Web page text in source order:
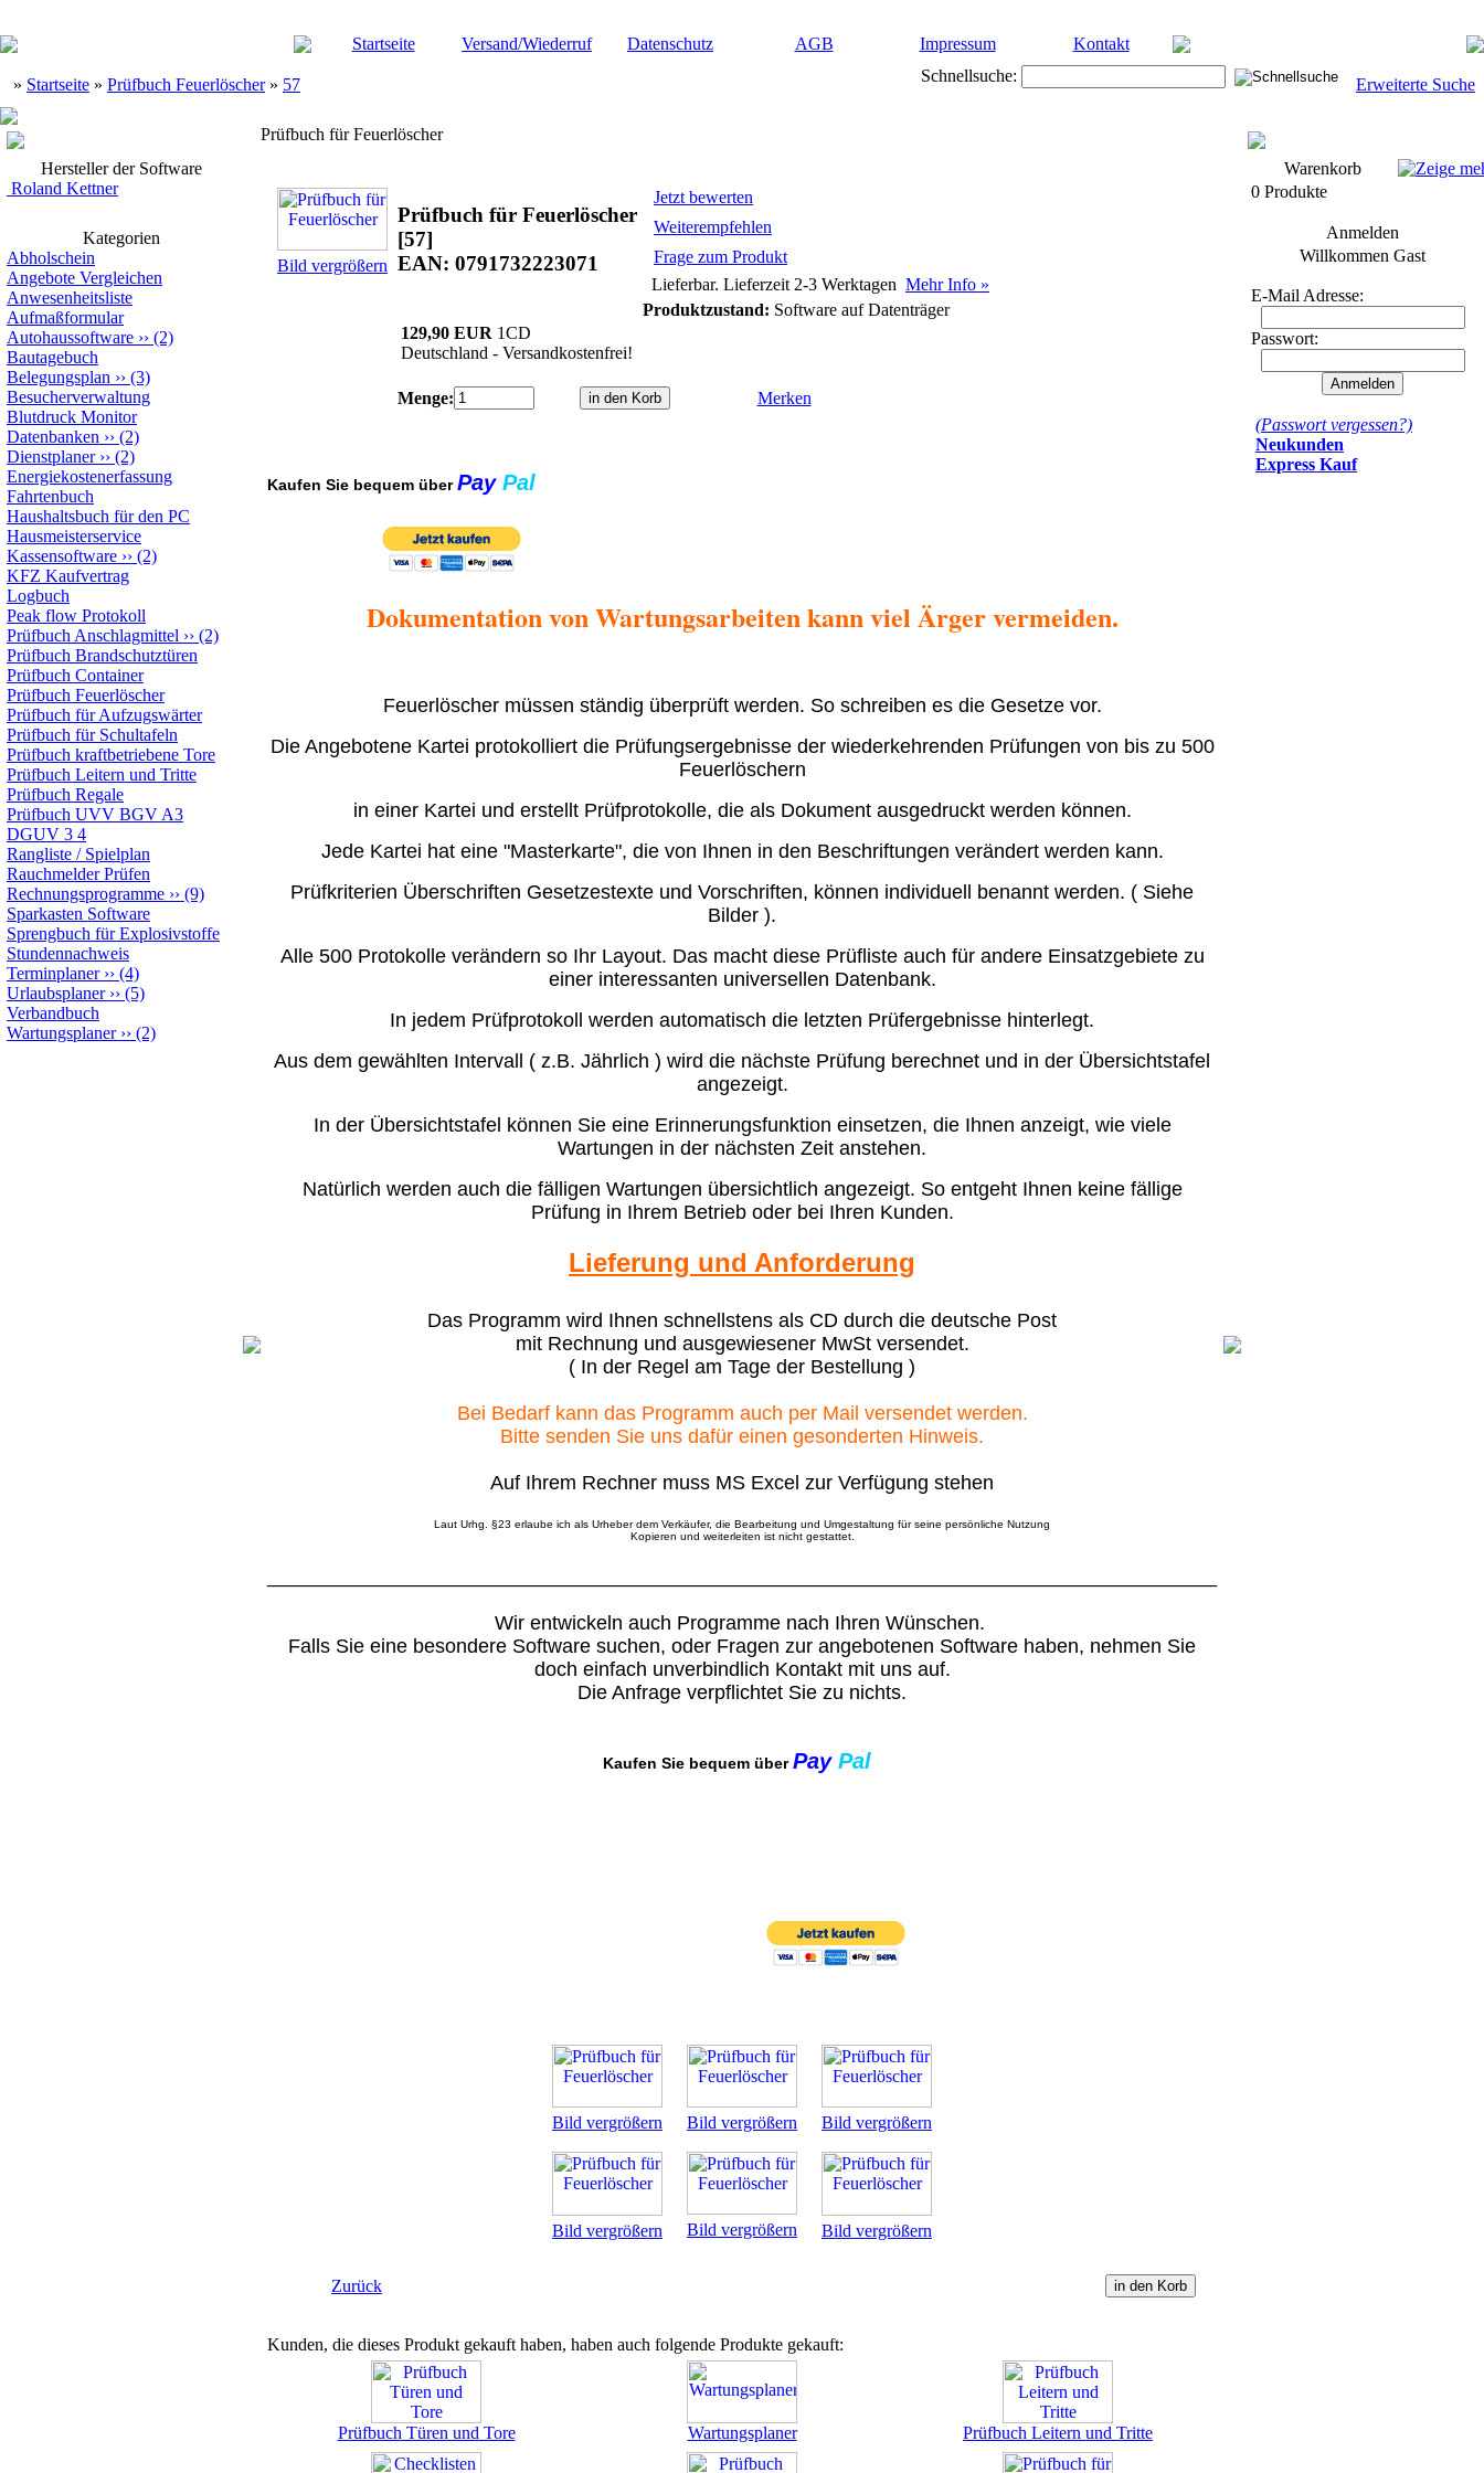
Startseite Versand/Wiederruf Datenschutz AGB Impressum Kontakt
» Startseite » Prüfbuch Feuerlöscher» 57 Schnellsuche: Erweiterte Suche
Hersteller der Software
Roland Kettner
Kategorien
Abholschein
Angebote Vergleichen
Anwesenheitsliste
Aufmaßformular
Autohaussoftware ›› (2)
Bautagebuch
Belegungsplan ›› (3)
Besucherverwaltung
Blutdruck Monitor
Datenbanken ›› (2)
Dienstplaner›› (2)
Energiekostenerfassung
Fahrtenbuch
Haushaltsbuch für den PC
Hausmeisterservice
Kassensoftware ›› (2)
KFZ Kaufvertrag
Logbuch
Peak flow Protokoll
Prüfbuch Anschlagmittel ›› (2)
Prüfbuch Brandschutztüren
Prüfbuch Container
Prüfbuch Feuerlöscher
Prüfbuch für Aufzugswärter
Prüfbuch für Schultafeln
Prüfbuch kraftbetriebene Tore
Prüfbuch Leitern und Tritte
Prüfbuch Regale
Prüfbuch UVV BGV A3
DGUV 3 4
Rangliste / Spielplan
Rauchmelder Prüfen
Rechnungsprogramme ›› (9)
Sparkasten Software
Sprengbuch für Explosivstoffe
Stundennachweis
Terminplaner›› (4)
Urlaubsplaner›› (5)
Verbandbuch
Wartungsplaner›› (2)
Prüfbuch für Feuerlöscher
Bild vergrößern
Prüfbuch für Feuerlöscher
[57]
EAN: 0791732223071
Jetzt bewerten
Weiterempfehlen
Frage zum Produkt
Lieferbar. Lieferzeit 2-3 Werktagen Mehr Info »
Produktzustand: Software auf Datenträger
129,90 EUR 1CD
Deutschland - Versandkostenfrei!
Menge: Merken
Kaufen Sie bequem überPay Pal
Dokumentation von Wartungsarbeiten kann viel Ärger vermeiden.
Feuerlöscher müssen ständig überprüft werden. So schreiben es die Gesetze vor.
Die Angebotene Kartei protokolliert die Prüfungsergebnisse der wiederkehrenden Prüfungen von bis zu 500
Feuerlöschern
in einer Kartei und erstellt Prüfprotokolle, die als Dokument ausgedruckt werden können.
Jede Kartei hat eine "Masterkarte", die von Ihnen in den Beschriftungen verändert werden kann.
Prüfkriterien Überschriften Gesetzestexte und Vorschriften, können individuell benannt werden. ( Siehe
Bilder ).
Alle 500 Protokolle verändern so Ihr Layout. Das macht diese Prüfliste auch für andere Einsatzgebiete zu
einer interessanten universellen Datenbank.
In jedem Prüfprotokoll werden automatisch die letzten Prüfergebnisse hinterlegt.
Aus dem gewählten Intervall ( z.B. Jährlich ) wird die nächste Prüfung berechnet und in der Übersichtstafel
angezeigt.
In der Übersichtstafel können Sie eine Erinnerungsfunktion einsetzen, die Ihnen anzeigt, wie viele
Wartungen in der nächsten Zeit anstehen.
Natürlich werden auch die fälligen Wartungen übersichtlich angezeigt. So entgeht Ihnen keine fällige
Prüfung in Ihrem Betrieb oder bei Ihren Kunden.
Lieferung und Anforderung
Das Programm wird Ihnen schnellstens als CD durch die deutsche Post
mit Rechnung und ausgewiesener MwSt versendet.
( In der Regel am Tage der Bestellung )
Bei Bedarf kann das Programm auch per Mail versendet werden.
Bitte senden Sie uns dafür einen gesonderten Hinweis.
Auf Ihrem Rechner muss MS Excel zur Verfügung stehen
Laut Urhg. §23 erlaube ich als Urheber dem Verkäufer, die Bearbeitung und Umgestaltung für seine persönliche Nutzung
Kopieren und weiterleiten ist nicht gestattet.
Wir entwickeln auch Programme nach Ihren Wünschen.
Falls Sie eine besondere Software suchen, oder Fragen zur angebotenen Software haben, nehmen Sie
doch einfach unverbindlich Kontakt mit uns auf.
Die Anfrage verpflichtet Sie zu nichts.
Kaufen Sie bequem überPay Pal
Bild vergrößern Bild vergrößern Bild vergrößern
Bild vergrößern Bild vergrößern Bild vergrößern
Zurück
Kunden, die dieses Produkt gekauft haben, haben auch folgende Produkte gekauft:
Prüfbuch Türen und Tore Wartungsplaner Prüfbuch Leitern und Tritte
Warenkorb
0 Produkte
Anmelden
Willkommen Gast
E-Mail Adresse:
Passwort:
(Passwort vergessen?)
Neukunden
Express Kauf